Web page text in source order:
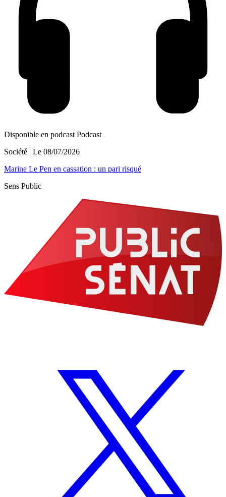
Disponible en podcast Podcast
Société | Le 08/07/2026
Marine Le Pen en cassation : un pari risqué
Sens Public